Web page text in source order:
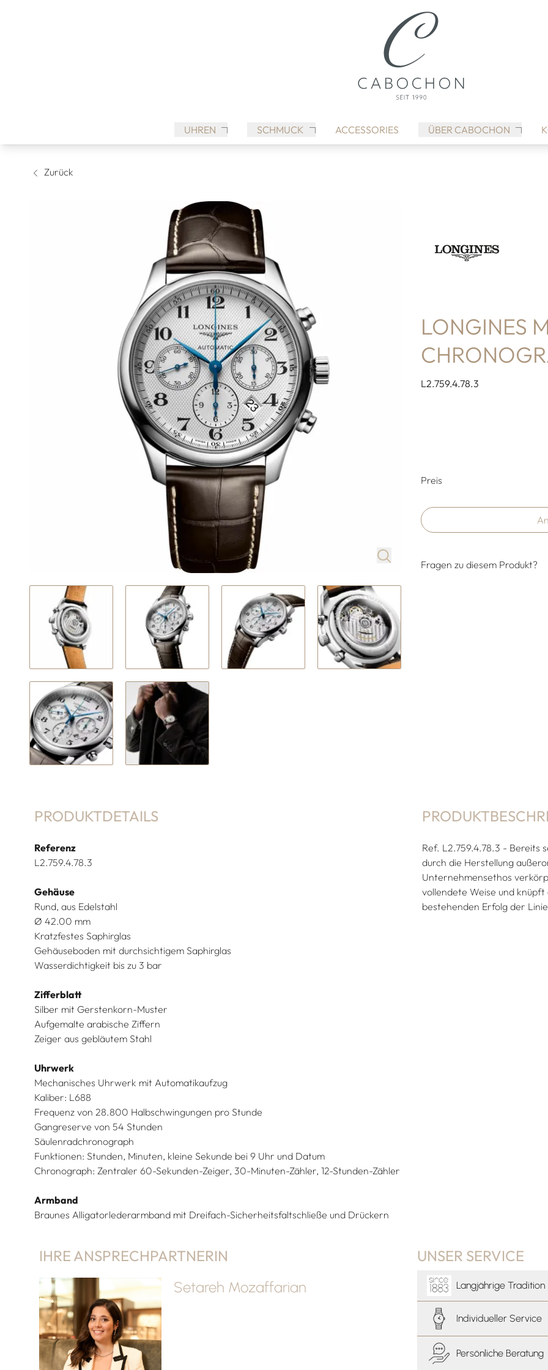
UHREN SCHMUCK ACCESSORIES ÜBER CABOCHON
Zurück
LONGINES
L2.759.4.78.3
Preis
Fragen zu diesem Produkt?
PRODUKTDETAILS
Referenz
L2.759.4.78.3
Gehäuse
Rund, aus Edelstahl
Ø 42.00 mm
Kratzfestes Saphirglas
Gehäuseboden mit durchsichtigem Saphirglas
Wasserdichtigkeit bis zu 3 bar
Zifferblatt
Silber mit Gerstenkorn-Muster
Aufgemalte arabische Ziffern
Zeiger aus gebläutem Stahl
Uhrwerk
Mechanisches Uhrwerk mit Automatikaufzug
Kaliber: L688
Frequenz von 28.800 Halbschwingungen pro Stunde
Gangreserve von 54 Stunden
Säulenradchronograph
Funktionen: Stunden, Minuten, kleine Sekunde bei 9 Uhr und Datum
Chronograph: Zentraler 60-Sekunden-Zeiger, 30-Minuten-Zähler, 12-Stunden-Zähler
Armband
Braunes Alligatorlederarmband mit Dreifach-Sicherheitsfaltschließe und Drückern
Ref. L2.759.4.78.3 - Bereits
durch die Herstellung
Unternehmensethos
vollendete Weise und
bestehenden Erfolg der
IHRE ANSPRECHPARTNERIN
Setareh Mozaffarian
UNSER SERVICE
Langjährige Tradition
Individueller Service
Persönliche Beratung